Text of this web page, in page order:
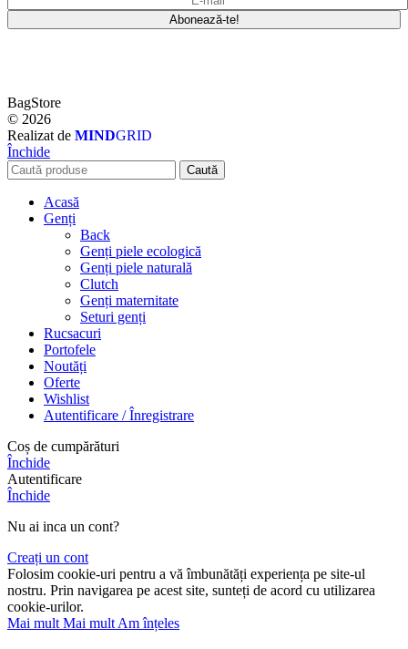
BagStore
© 2026
Realizat de MINDGRID
Închide
Caută
Acasă
Genți
Back
Genți piele ecologică
Genți piele naturală
Clutch
Genți maternitate
Seturi genți
Rucsacuri
Portofele
Noutăți
Oferte
Wishlist
Autentificare / Înregistrare
Coș de cumpărături
Închide
Autentificare
Închide
Nu ai inca un cont?
Creați un cont
Folosim cookie-uri pentru a vă îmbunătăți experiența pe site-ul
nostru. Prin navigarea pe acest site, sunteți de acord cu utilizarea
cookie-urilor.
Mai multMai multAm înțeles